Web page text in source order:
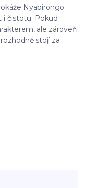
Nyabirongo
i čistotu. Pokud
ale zároveň
stojí za